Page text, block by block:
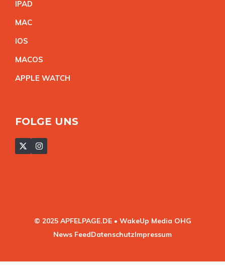
IPAD
MAC
IOS
MACOS
APPLE WATCH
FOLGE UNS
© 2025 APFELPAGE.DE • WakeUp Media OHG
News FeedDatenschutzImpressum